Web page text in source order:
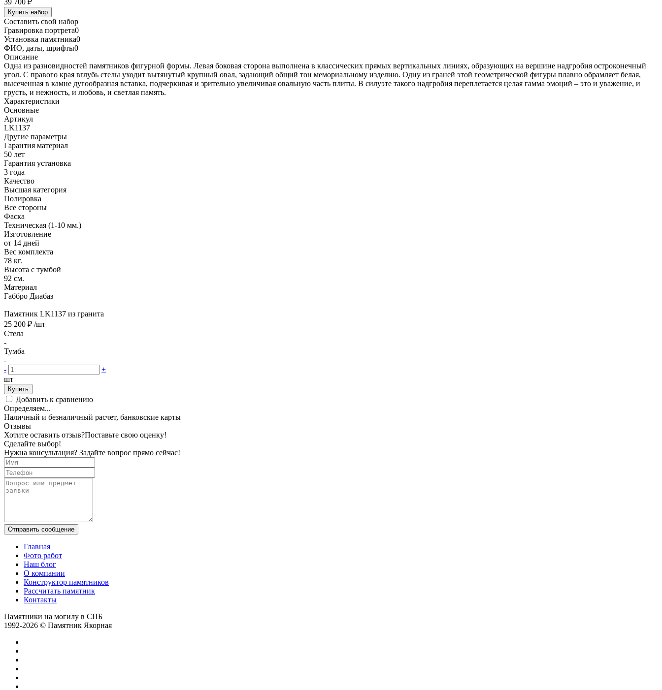
Купить набор
Составить свой набор
Гравировка портрета0
Установка памятника0
ФИО, даты, шрифты0
Описание
Одна из разновидностей памятников фигурной формы. Левая боковая сторона выполнена в классических прямых вертикальных линиях, образующих на вершине надгробия остроконечный
угол. С правого края вглубь стелы уходит вытянутый крупный овал, задающий общий тон мемориальному изделию. Одну из граней этой геометрической фигуры плавно обрамляет белая,
высеченная в камне дугообразная вставка, подчеркивая и зрительно увеличивая овальную часть плиты. В силуэте такого надгробия переплетается целая гамма эмоций – это и уважение, и
грусть, и нежность, и любовь, и светлая память.
Характеристики
Основные
Артикул
LK1137
Другие параметры
Гарантия материал
50 лет
Гарантия установка
3 года
Качество
Высшая категория
Полировка
Все стороны
Фаска
Техническая (1-10 мм.)
Изготовление
от 14 дней
Вес комплекта
78 кг.
Высота с тумбой
92 см.
Материал
Габбро Диабаз
Памятник LK1137 из гранита
25 200 ₽ /шт
Стела
-
Тумба
-
-
+
шт
Купить
Добавить к сравнению
Определяем...
Наличный и безналичный расчет, банковские карты
Отзывы
Хотите оставить отзыв?Поставьте свою оценку!
Сделайте выбор!
Нужна консультация? Задайте вопрос прямо сейчас!
Отправить сообщение
Главная
Фото работ
Наш блог
О компании
Конструктор памятников
Рассчитать памятник
Контакты
Памятники на могилу в СПБ
1992-2026 © Памятник Якорная